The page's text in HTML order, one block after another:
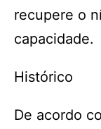
recupere o
capacidade.
Histórico
De acordo